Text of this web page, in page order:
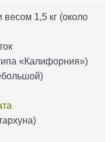
1,5 кг (около
«Калифорния»)